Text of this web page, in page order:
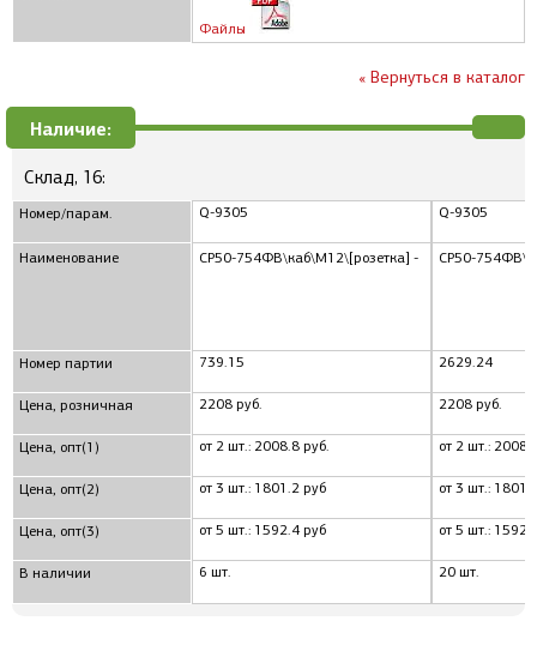
Файлы
« Вернуться в каталог
Наличие:
Склад, 16:
Номер/парам.
Наименование
Номер партии
Цена, розничная
Цена, опт(1)
Цена, опт(2)
Цена, опт(3)
В наличии
Q-9305
СР50-754ФВ\каб\М12\[розетка] -
739.15
2208 руб.
от 2 шт.: 2008.8 руб.
от 3 шт.: 1801.2 руб
от 5 шт.: 1592.4 руб
6 шт.
Q-9305
СР50-
2629.24
2208 руб.
от 2 шт.:
от 3 шт.:
от 5 шт.:
20 шт.